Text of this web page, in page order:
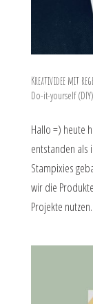
Kreatividee mit
Do-it-yourself (DIY)
Hallo =) heute
entstanden als
Stampixies
wir die
Projekte